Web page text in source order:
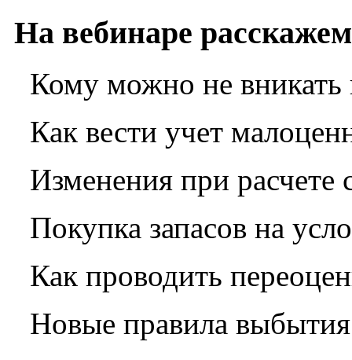
На вебинаре расскажем
Кому можно не
Как вести учет
Изменения при расчете
Покупка запасов на
Как проводить
Новые правила выбытия